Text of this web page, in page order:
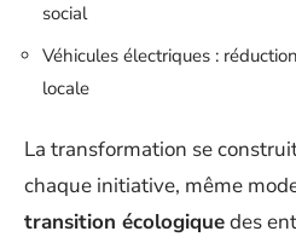
social
Véhicules électriques :
locale
La transformation se
chaque initiative, même
transition écologiquedes